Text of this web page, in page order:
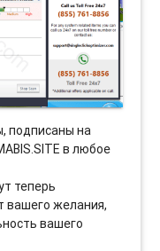
подписаны на
в любое
теперь
вашего желания,
вашего